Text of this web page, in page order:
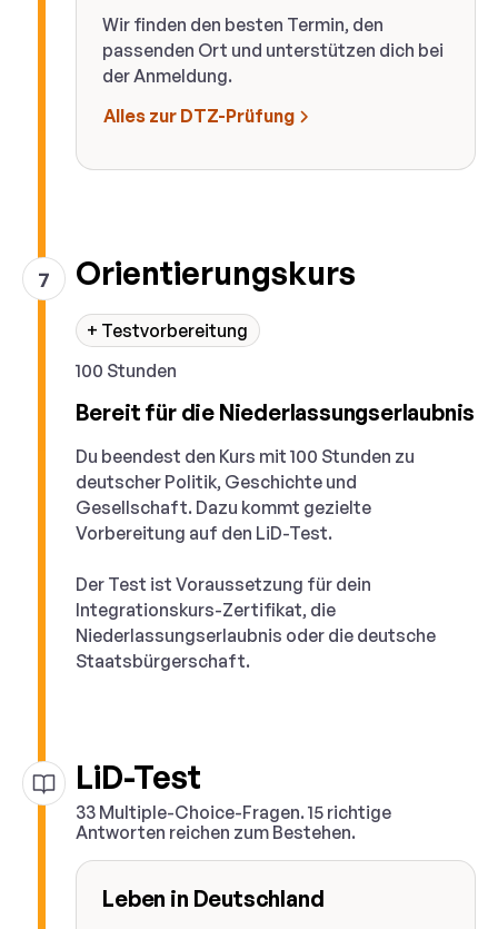
Wir finden den besten Termin, den
passenden Ort und unterstützen dich bei
der Anmeldung.
Alles zur DTZ-Prüfung
Orientierungskurs
+ Testvorbereitung
100 Stunden
7
Bereit für die Niederlassungserlaubnis
Du beendest den Kurs mit 100 Stunden zu
deutscher Politik, Geschichte und
Gesellschaft. Dazu kommt gezielte
Vorbereitung auf den LiD-Test.
Der Test ist Voraussetzung für dein
Integrationskurs-Zertifikat, die
Niederlassungserlaubnis oder die deutsche
Staatsbürgerschaft.
LiD-Test
33 Multiple-Choice-Fragen. 15 richtige
Antworten reichen zum Bestehen.
Leben in Deutschland